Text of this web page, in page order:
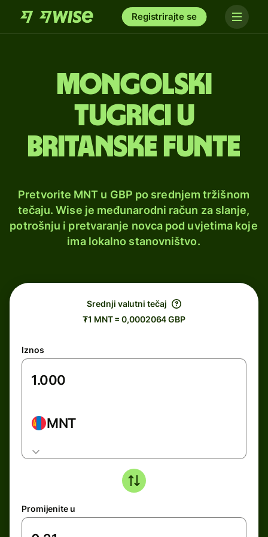
Registrirajte se
Mongolski
tugrici u
britanske funte
Pretvorite MNT u GBP po srednjem tržišnom
tečaju. Wise je međunarodni račun za slanje,
potrošnju i pretvaranje novca pod uvjetima koje
ima lokalno stanovništvo.
Srednji valutni tečaj
₮1 MNT = 0,0002064 GBP
Iznos
MNT
Promijenite u